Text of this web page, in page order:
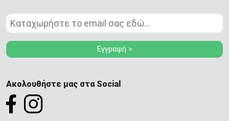
Εγγραφή >
Ακολουθήστε μας στα Social